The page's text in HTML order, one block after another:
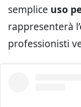
semplice uso
rappresenterà
professionisti